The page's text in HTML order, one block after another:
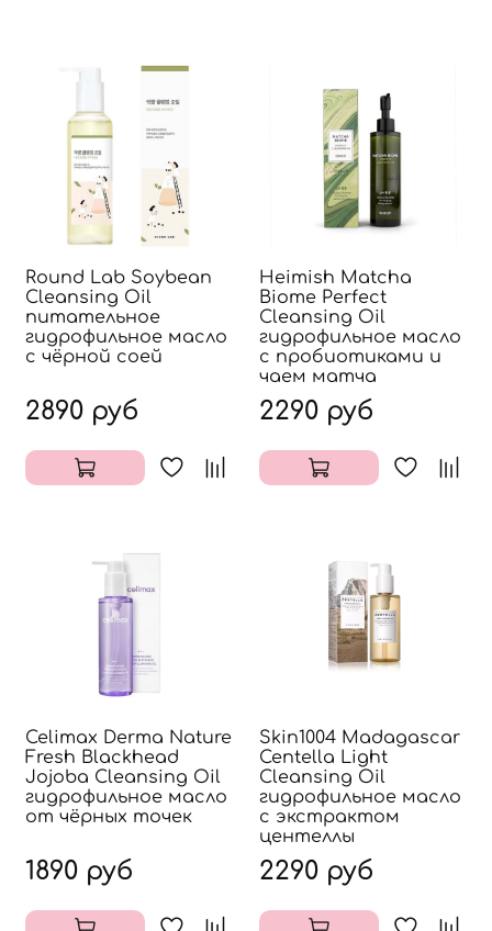
Round Lab Soybean
Cleansing Oil
питательное
гидрофильное масло
с чёрной соей
2890 руб
Heimish Matcha
Biome Perfect
Cleansing Oil
гидрофильное масло
с пробиотиками и
чаем матча
2290 руб
Celimax Derma Nature
Fresh Blackhead
Jojoba Cleansing Oil
гидрофильное масло
от чёрных точек
1890 руб
Skin1004 Madagascar
Centella Light
Cleansing Oil
гидрофильное масло
с экстрактом
центеллы
2290 руб